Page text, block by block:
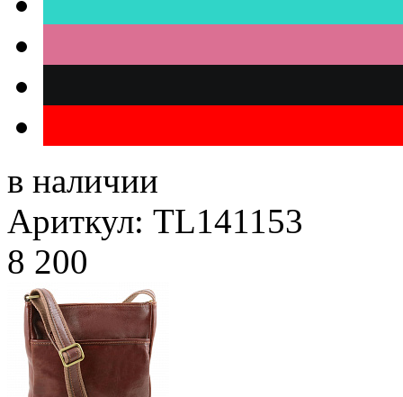
в наличии
Ариткул: TL141153
8 200